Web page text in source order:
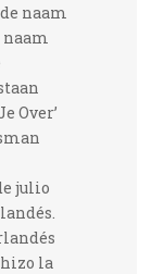
naam
Over’
julio
hizo la